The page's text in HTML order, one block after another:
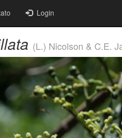
Login
(L.) Nicolson & C.E.